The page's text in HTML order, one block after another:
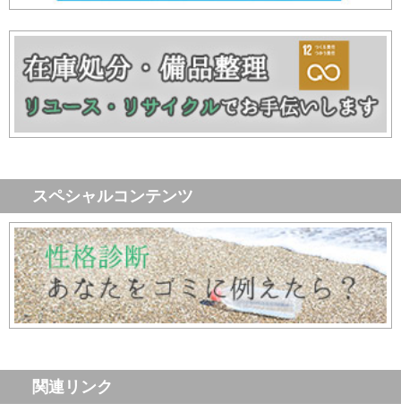
スペシャルコンテンツ
関連リンク